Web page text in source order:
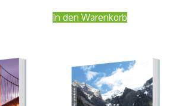
In den Warenkorb